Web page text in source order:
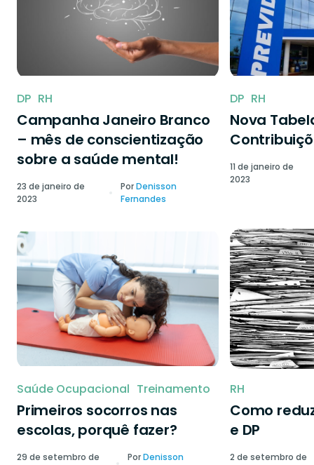
DP RH
Campanha Janeiro Branco
– mês de conscientização
sobre a saúde mental!
23 de janeiro de
2023
PorDenisson
Fernandes
DP RH
Nova
11 de janeiro de
2023
Saúde Ocupacional Treinamento
Primeiros socorros nas
escolas, porquê fazer?
29 de setembro de
PorDenisson
RH
Como
e DP
2 de setembro de